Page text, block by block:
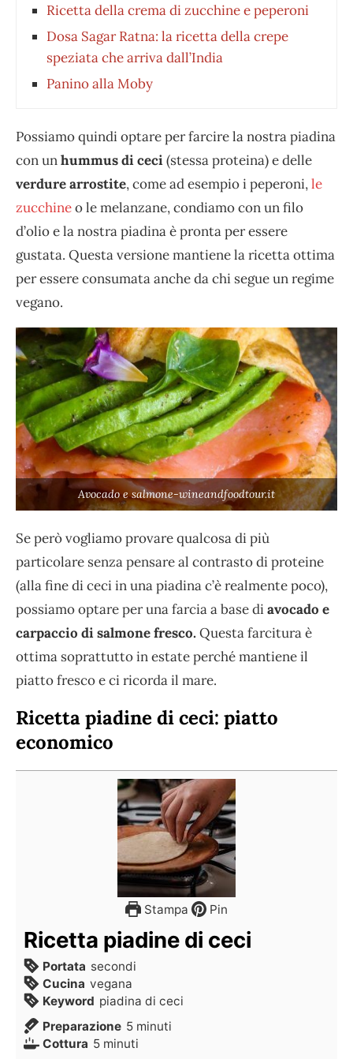
Ricetta della crema di zucchine e peperoni
Dosa Sagar Ratna: la ricetta della crepe
speziata che arriva dall’India
Panino alla Moby
Possiamo quindi optare per farcire la nostra piadina
con unhummus di ceci(stessa proteina) e delle
verdure arrostite, come ad esempio i peperoni,le
zucchineo le melanzane, condiamo con un filo
d’olio e la nostra piadina è pronta per essere
gustata. Questa versione mantiene la ricetta ottima
per essere consumata anche da chi segue un regime
vegano.
Avocado e salmone-wineandfoodtour.it
Se però vogliamo provare qualcosa di più
particolare senza pensare al contrasto di proteine
(alla fine di ceci in una piadina c’è realmente poco),
possiamo optare per una farcia a base diavocado e
carpaccio di salmone fresco. Questa farcitura è
ottima soprattutto in estate perché mantiene il
piatto fresco e ci ricorda il mare.
Ricetta piadine di ceci: piatto
economico
Stampa Pin
Ricetta piadine di ceci
Portata secondi
Cucina vegana
Keyword piadina di ceci
Preparazione 5 minuti
Cottura 5 minuti